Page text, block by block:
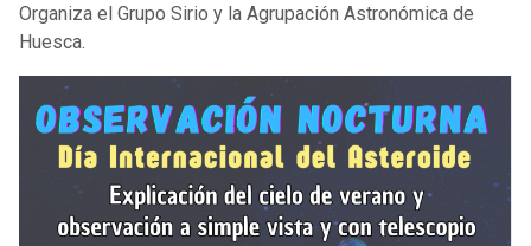
Organiza el Grupo Sirio y la Agrupación Astronómica de
Huesca.